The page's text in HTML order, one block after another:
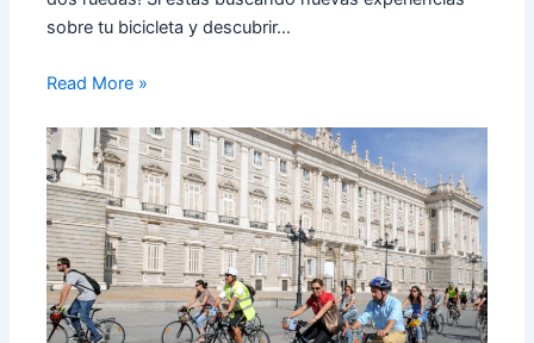
sobre tu bicicleta y descubrir…
Read More »